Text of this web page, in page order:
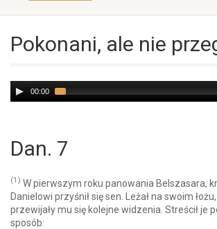
Pokonani, ale nie
Audio
Player
00:00
Dan. 7
(1) W pierwszym roku panowania Belszasara,
Danielowi przyśnił się sen. Leżał na swoim
przewijały mu się kolejne widzenia. Streścił je
sposób: